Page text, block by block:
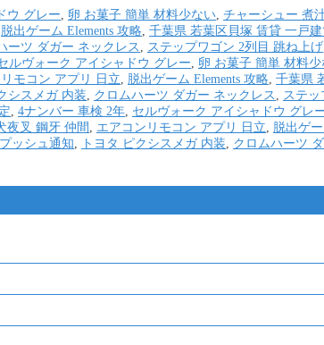
ウ グレー, 卵 お菓子 簡単 材料少ない, チャーシュー 煮
脱出ゲーム Elements 攻略, 千葉県 若葉区貝塚 賃貸 一戸建
ーツ ダガー ネックレス , ステップワゴン 2列目 跳ね上げ
ルヴォーク アイシャドウ グレー, 卵 お菓子 簡単 材料少
モコン アプリ 日立, 脱出ゲーム Elements 攻略, 千葉県
シスメガ 内装, クロムハーツ ダガー ネックレス , ステッ
, 4ナンバー 車検 2年, セルヴォーク アイシャドウ グレ
夜叉 鋼牙 仲間 , エアコンリモコン アプリ 日立, 脱出ゲ
ッシュ通知, トヨタ ピクシスメガ 内装, クロムハーツ